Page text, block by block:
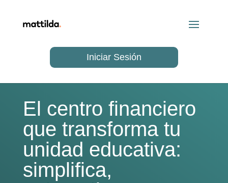
Iniciar Sesión
El centro financiero
que transforma tu
unidad educativa:
simplifica,